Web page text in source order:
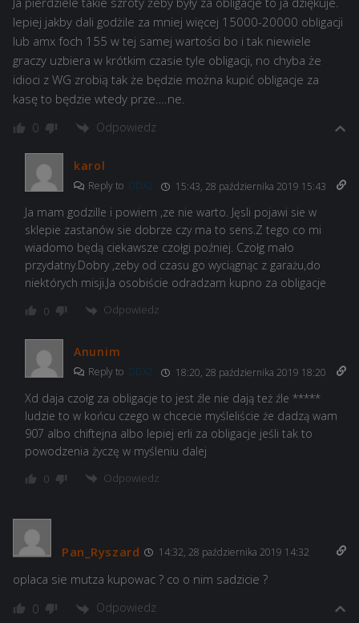
lepiej jakby dali godżile za mniej więcej 15000-20000 obligacji
lub amx foch 155 w tej samej wartości bo i tak niewiele
graczy uzbiera w krótkim czasie tyle obligacji, no chyba że
idioci z WG zrobią tak że będzie można kupić obligacje za
kasę to będzie wtedy prze….ne.
0 Odpowiedz
karol
Reply to DDX2 15:43, 28 października 2019 15:43
Ja mam godzille i powiem ,ze nie warto. Jęsli pojawi sie w
sklepie zastanów sie dobrze czy ma to sens.Z tego co mi
wiadomo będą ciekawsze czołgi poźniej. Czołg mało
przydatny.Dobry ,zeby od czasu go wyciągnąc z garażu,do
niektórych misji.Ja osobiście odradzam kupno za obligacje
0 Odpowiedz
Anunim
Reply to DDX2 18:20, 28 października 2019 18:20
Xd daja czołg za obligacje to jest źle nie dają też źle *****
ludzie to w końcu czego w chcecie myśleliście że dadzą wam
907 albo chiftejna albo lepiej erli za obligacje jeśli tak to
powodzenia życzę w myśleniu dalej
0 Odpowiedz
Pan_Ryszard 14:32, 28 października 2019 14:32
oplaca sie mutza kupowac ? co o nim sadzicie ?
0 Odpowiedz